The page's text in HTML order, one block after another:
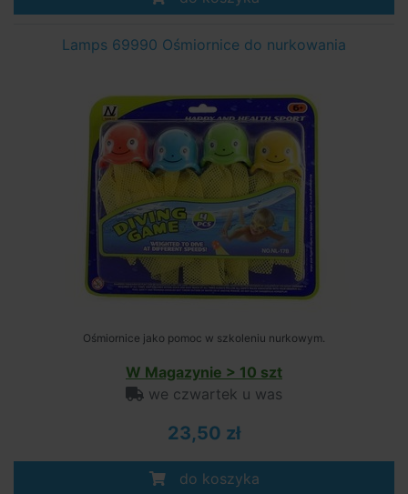
Lamps 69990 Ośmiornice do nurkowania
Ośmiornice jako pomoc w szkoleniu nurkowym.
W Magazynie > 10 szt
we czwartek u was
23,50 zł
do koszyka